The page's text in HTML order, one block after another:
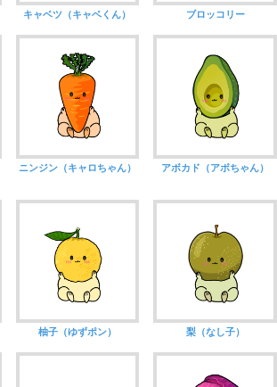
キャベツ（キャベくん） ブロッコリー
ニンジン（キャロちゃん） アボカド（アボちゃん）
柚子（ゆずポン） 梨（なし子）